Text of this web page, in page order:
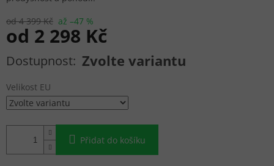
od 4 399 Kč až –47 %
od 2 298 Kč
Měrná cena: Zvolte variantu
Velikost EU
Přidat do košíku